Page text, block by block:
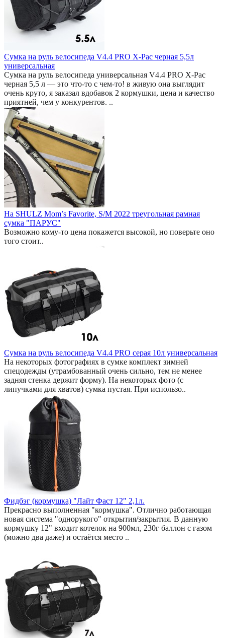
Сумка на руль велосипеда V4.4 PRO X-Pac черная 5,5л
универсальная
Сумка на руль велосипеда универсальная V4.4 PRO X-Pac
черная 5,5 л — это что-то с чем-то! в живую она выглядит
очень круто, я заказал вдобавок 2 кормушки, цена и качество
приятней, чем у конкурентов. ..
На SHULZ Mom’s Favorite, S/M 2022 треугольная рамная
сумка "ПАРУС"
Возможно кому-то цена покажется высокой, но поверьте оно
того стоит..
Сумка на руль велосипеда V4.4 PRO серая 10л универсальная
На некоторых фотографиях в сумке комплект зимней
спецодежды (утрамбованный очень сильно, тем не менее
задняя стенка держит форму). На некоторых фото (с
липучками для хватов) сумка пустая. При использо..
Фидбэг (кормушка) "Лайт Фаст 12" 2,1л.
Прекрасно выполненная "кормушка". Отлично работающая
новая система "однорукого" открытия/закрытия. В данную
кормушку 12" входит котелок на 900мл, 230г баллон с газом
(можно два даже) и остаётся место ..